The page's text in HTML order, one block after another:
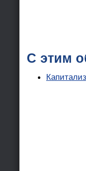
С этим